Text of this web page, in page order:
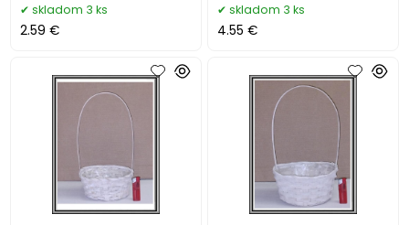
skladom 3 ks
2.59 €
skladom 3 ks
4.55 €